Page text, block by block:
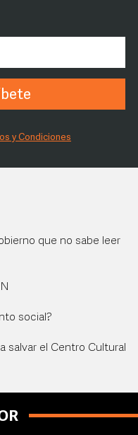
y Condiciones
que no sabe leer
social?
salvar el Centro Cultural